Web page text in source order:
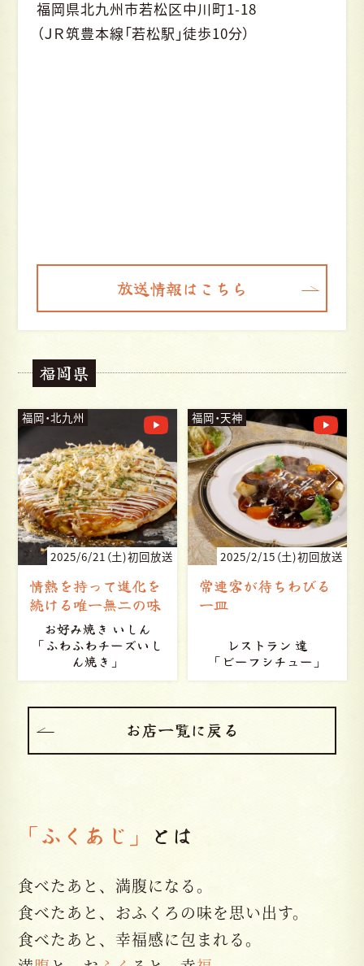
福岡県北九州市若松区中川町1-18
（ＪＲ筑豊本線「若松駅」徒歩10分）
放送情報はこちら
福岡県
福岡・北九州
2025/6/21（土)初回放送
情熱を持って進化を
続ける唯一無二の味
お好み焼き いしん
「ふわふわチーズいし
ん焼き」
福岡・天神
2025/2/15（土)初回放送
常連客が待ちわびる
一皿
レストラン 達
「ビーフシチュー」
お店一覧に戻る
「ふくあじ」 とは
食べたあと、満腹になる。
食べたあと、おふくろの味を思い出す。
食べたあと、幸福感に包まれる。